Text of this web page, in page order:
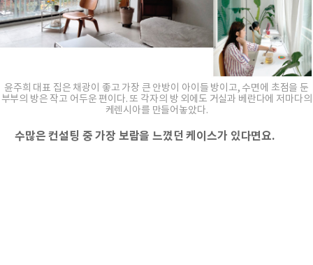
윤주희 대표 집은 채광이 좋고 가장 큰 안방이 아이들 방이고, 수면에 초점을 둔
부부의 방은 작고 어두운 편이다. 또 각자의 방 외에도 거실과 베란다에 저마다의
케렌시아를 만들어놓았다.
수많은 컨설팅 중 가장 보람을 느꼈던 케이스가 있다면요.